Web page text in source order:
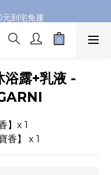
好友，再送購物金
到宅免運
好友，再送購物金
浴露+乳液 -
】x 1
香】 x 1